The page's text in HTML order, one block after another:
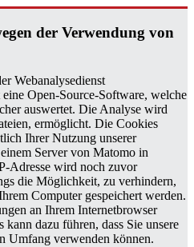
der Ver­wen­dung von
Webanalysedienst
Open-Source-Software, welche
auswertet. Die Analyse wird
ermöglicht. Die Cookies
Ihrer Nutzung unserer
Server von Matomo in
Adresse wird noch zuvor
die Möglichkeit, zu verhindern,
Computer gespeichert werden.
an Ihrem Internetbrowser
dazu führen, dass Sie unsere
Umfang verwenden können.